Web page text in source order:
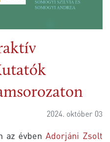
2024. október 03
az évben Adorjáni Zsolt